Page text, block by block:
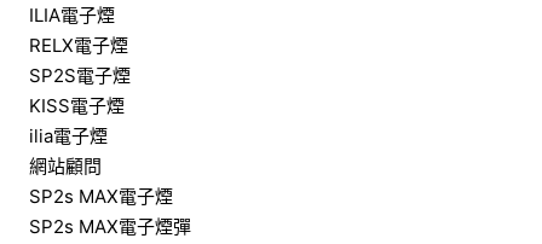
ILIA電子煙
RELX電子煙
SP2S電子煙
KISS電子煙
ilia電子煙
網站顧問
SP2s MAX電子煙
SP2s MAX電子煙彈